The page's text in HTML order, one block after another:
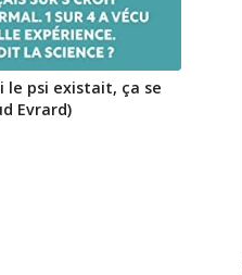
le psi existait, ça se
Evrard)